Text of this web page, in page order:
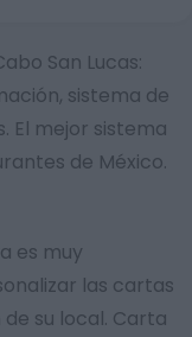
San Lucas:
sistema de
El mejor sistema
de México.
es muy
las cartas
su local. Carta